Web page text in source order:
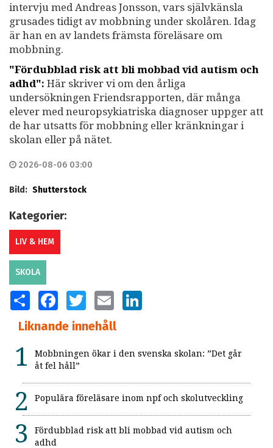
intervju med Andreas Jonsson, vars självkänsla
grusades tidigt av mobbning under skolåren. Idag
är han en av landets främsta föreläsare om
mobbning.
"Fördubblad risk att bli mobbad vid autism och
adhd": Här skriver vi om den årliga
undersökningen Friendsrapporten, där många
elever med neuropsykiatriska diagnoser uppger att
de har utsatts för mobbning eller kränkningar i
skolan eller på nätet.
2026-08-06 03:00
Bild: Shutterstock
Kategorier:
LIV & HEM
SKOLA
SHARE FACEBOOKTWITTER EMAIL
Liknande innehåll
Mobbningen ökar i den svenska skolan: ”Det går
åt fel håll”
Populära föreläsare inom npf och skolutveckling
Fördubblad risk att bli mobbad vid autism och
adhd